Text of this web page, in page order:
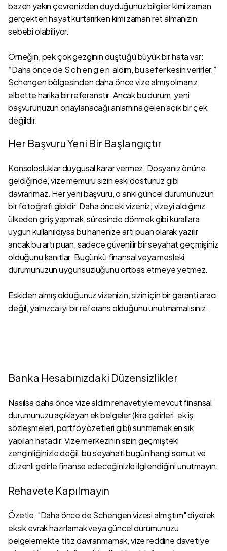
bazen yakın çevrenizden duyduğunuz bilgiler kimi zaman
gerçekten hayat kurtarırken kimi zaman ret almanızın
sebebi olabiliyor.
Örneğin, pek çok gezginin düştüğü büyük bir hata var:
“Daha önce de Schengen aldım, bu sefer kesin verirler.”
Schengen bölgesinden daha önce vize almış olmanız
elbette harika bir referanstır. Ancak bu durum, yeni
başvurunuzun onaylanacağı anlamına gelen açık bir çek
değildir.
Her Başvuru Yeni Bir Başlangıçtır
Konsolosluklar duygusal karar vermez. Dosyanız önüne
geldiğinde, vize memuru sizin eski dostunuz gibi
davranmaz. Her yeni başvuru, o anki güncel durumunuzun
bir fotoğrafı gibidir. Daha önceki vizeniz; vizeyi aldığınız
ülkeden giriş yapmak, süresinde dönmek gibi kurallara
uygun kullanıldıysa bu hanenize artı puan olarak yazılır
ancak bu artı puan, sadece güvenilir bir seyahat geçmişiniz
olduğunu kanıtlar. Bugünkü finansal veya mesleki
durumunuzun uygunsuzluğunu örtbas etmeye yetmez.
Eskiden almış olduğunuz vizenizin, sizin için bir garanti aracı
değil, yalnızca iyi bir referans olduğunu unutmamalısınız.
Banka Hesabınızdaki Düzensizlikler
Nasılsa daha önce vize aldım rehavetiyle mevcut finansal
durumunuzu açıklayan ek belgeler (kira gelirleri, ek iş
sözleşmeleri, portföy özetleri gibi) sunmamak en sık
yapılan hatadır. Vize merkezinin sizin geçmişteki
zenginliğinizle değil, bu seyahati bugün hangi somut ve
düzenli gelirle finanse edeceğinizle ilgilendiğini unutmayın.
Rehavete Kapılmayın
Özetle, "Daha önce de Schengen vizesi almıştım" diyerek
eksik evrak hazırlamak veya güncel durumunuzu
belgelemekte titiz davranmamak, vize reddine davetiye